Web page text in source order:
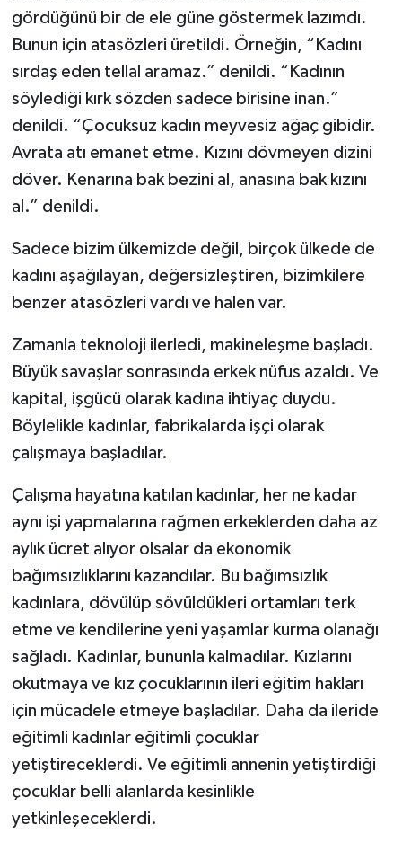
gördüğünü bir de ele güne göstermek lazımdı.
Bunun için atasözleri üretildi. Örneğin, “Kadını
sırdaş eden tellal aramaz.” denildi. “Kadının
söylediği kırk sözden sadece birisine inan.”
denildi. “Çocuksuz kadın meyvesiz ağaç gibidir.
Avrata atı emanet etme. Kızını dövmeyen dizini
döver. Kenarına bak bezini al, anasına bak kızını
al.” denildi.
Sadece bizim ülkemizde değil, birçok ülkede de
kadını aşağılayan, değersizleştiren, bizimkilere
benzer atasözleri vardı ve halen var.
Zamanla teknoloji ilerledi, makineleşme başladı.
Büyük savaşlar sonrasında erkek nüfus azaldı. Ve
kapital, işgücü olarak kadına ihtiyaç duydu.
Böylelikle kadınlar, fabrikalarda işçi olarak
çalışmaya başladılar.
Çalışma hayatına katılan kadınlar, her ne kadar
aynı işi yapmalarına rağmen erkeklerden daha az
aylık ücret alıyor olsalar da ekonomik
bağımsızlıklarını kazandılar. Bu bağımsızlık
kadınlara, dövülüp sövüldükleri ortamları terk
etme ve kendilerine yeni yaşamlar kurma olanağı
sağladı. Kadınlar, bununla kalmadılar. Kızlarını
okutmaya ve kız çocuklarının ileri eğitim hakları
için mücadele etmeye başladılar. Daha da ileride
eğitimli kadınlar eğitimli çocuklar
yetiştireceklerdi. Ve eğitimli annenin yetiştirdiği
çocuklar belli alanlarda kesinlikle
yetkinleşeceklerdi.